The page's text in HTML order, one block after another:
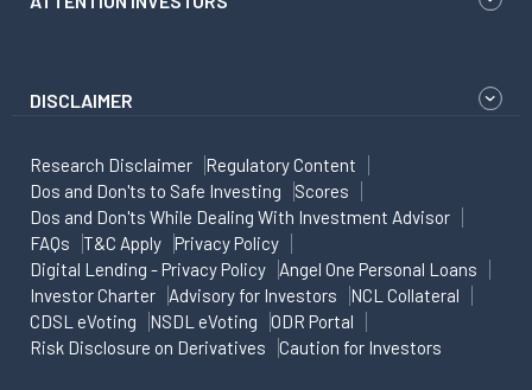
DISCLAIMER
Research Disclaimer
Regulatory Content
Dos and Don'ts to Safe Investing
Scores
Dos and Don'ts While Dealing With Investment Advisor
FAQs
T&C Apply
Privacy Policy
Digital Lending - Privacy Policy
Angel One Personal Loans
Investor Charter
Advisory for Investors
NCL Collateral
CDSL eVoting
NSDL eVoting
ODR Portal
Risk Disclosure on Derivatives
Caution for Investors